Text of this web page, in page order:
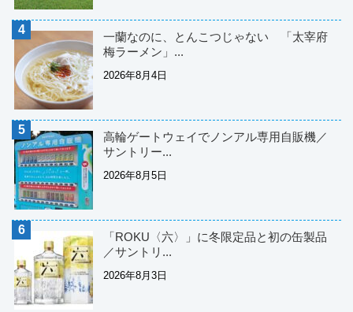
一蘭なのに、とんこつじゃない 「太宰府
梅ラーメン」...
2026年8月4日
高輪ゲートウェイでノンアル専用自販機／
サントリー...
2026年8月5日
「ROKU〈六〉」に冬限定品と初の缶製品
／サントリ...
2026年8月3日